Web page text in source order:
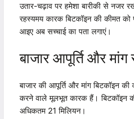
उतार-चढ़ाव पर हमेशा बारीकी से नजर
रहस्यमय कारक बिटकॉइन की कीमत को
आइए अब सच्चाई का पता लगाएं।
बाजार आपूर्ति और
बाजार की आपूर्ति और मांग बिटकॉइन की
करने वाले मूलभूत कारक हैं। बिटकॉइन
अधिकतम 21 मिलियन।